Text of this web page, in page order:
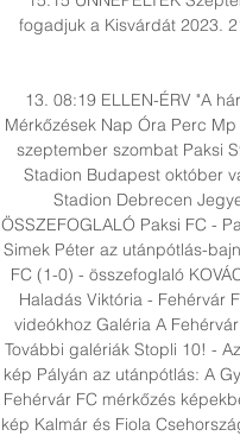
fogadjuk a Kisvárdát 2023.
13. 08:19 ELLEN-ÉRV "A
Mérkőzések Nap Óra Perc
szeptember szombat Paksi
Stadion Budapest október
Stadion Debrecen
ÖSSZEFOGLALÓ Paksi FC -
Simek Péter az utánpótlás-
FC (1-0) - összefoglaló
Haladás Viktória - Fehérvár
videókhoz Galéria A
További galériák Stopli 10! -
kép Pályán az utánpótlás: A
Fehérvár FC mérkőzés
kép Kalmár és Fiola